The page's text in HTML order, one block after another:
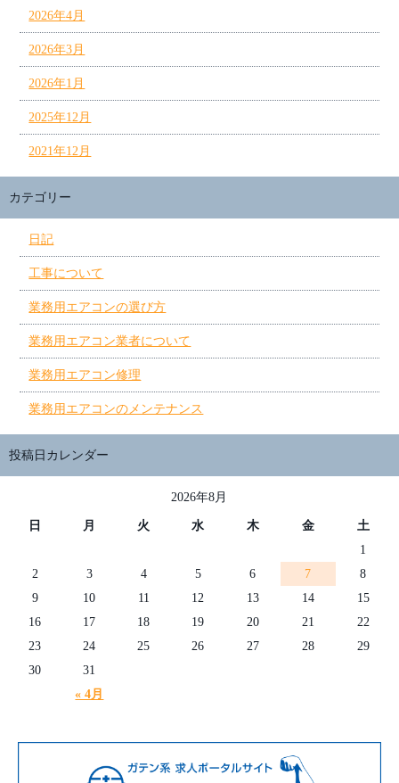
2026年4月
2026年3月
2026年1月
2025年12月
2021年12月
カテゴリー
日記
工事について
業務用エアコンの選び方
業務用エアコン業者について
業務用エアコン修理
業務用エアコンのメンテナンス
投稿日カレンダー
2026年8月
日 月 火 水 木 金 土
« 4月
1
2
3 4 5 6 7
8
9
10 11 12 13 14
15
16
17 18 19 20 21
22
23
24 25 26 27 28
29
30
31